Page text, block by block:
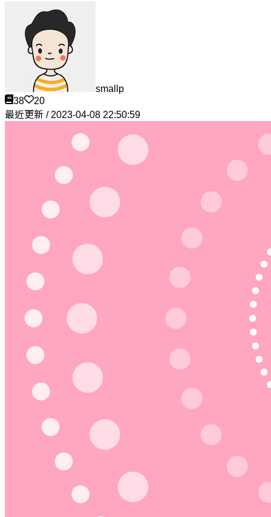
smallp
38
20
最近更新 / 2023-04-08 22:50:59